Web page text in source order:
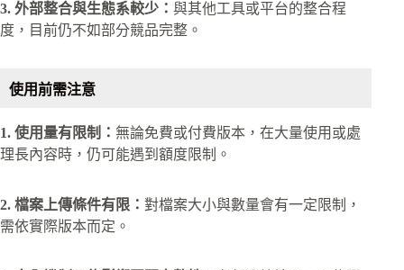
3. 外部整合與生態系較少： 與其他工具或平台的整合程
度，目前仍不如部分競品完整。
使用前需注意
1. 使用量有限制： 無論免費或付費版本，在大量使用或處
理長內容時，仍可能遇到額度限制。
2. 檔案上傳條件有限： 對檔案大小與數量會有一定限制，
需依實際版本而定。